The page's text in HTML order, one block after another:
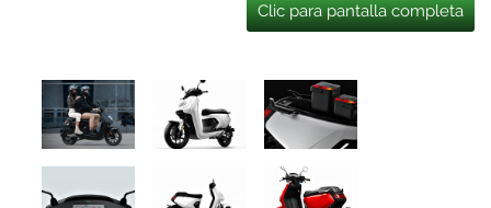
Clic para pantalla completa